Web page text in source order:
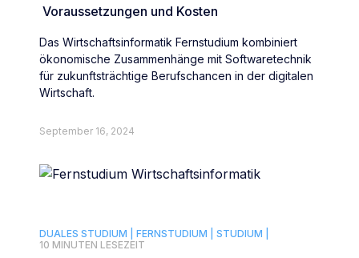
Voraussetzungen und Kosten
Das Wirtschaftsinformatik Fernstudium kombiniert
ökonomische Zusammenhänge mit Softwaretechnik
für zukunftsträchtige Berufschancen in der digitalen
Wirtschaft.
September 16, 2024
DUALES STUDIUM | FERNSTUDIUM |
STUDIUM |
10 MINUTEN LESEZEIT